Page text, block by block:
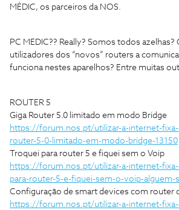
MÉDIC, os parceiros da NOS.
PC MEDIC?? Really? Somos todos
utilizadores dos “novos” routers a
funciona nestes aparelhos? Entre muitas
ROUTER 5
Giga Router 5.0 limitado em modo Bridge
https://forum.nos.pt/utilizar-a-internet-
router-5-0-limitado-em-modo-bridge-13150
Troquei para router 5 e fiquei sem o Voip
https://forum.nos.pt/utilizar-a-internet-
para-router-5-e-fiquei-sem-o-voip-alguem-
Configuração de smart devices com router
https://forum.nos.pt/utilizar-a-internet-